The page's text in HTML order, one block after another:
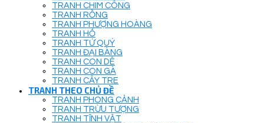
TRANH CHIM CÔNG
TRANH RỒNG
TRANH PHƯỢNG HOÀNG
TRANH HỔ
TRANH TỨ QUÝ
TRANH ĐẠI BÀNG
TRANH CON DÊ
TRANH CON GÀ
TRANH CÂY TRE
TRANH THEO CHỦ ĐỀ
TRANH PHONG CẢNH
TRANH TRỪU TƯỢNG
TRANH TĨNH VẬT